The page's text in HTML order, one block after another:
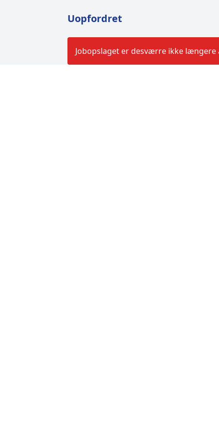
Uopfordret
Jobopslaget er desværre ikke længere